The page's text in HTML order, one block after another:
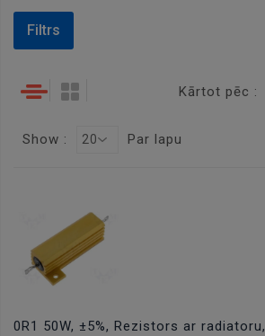
Filtrs
Kārtot pēc :
Show : 20 Par lapu
0R1 50W, ±5%, Rezistors ar radiatoru,